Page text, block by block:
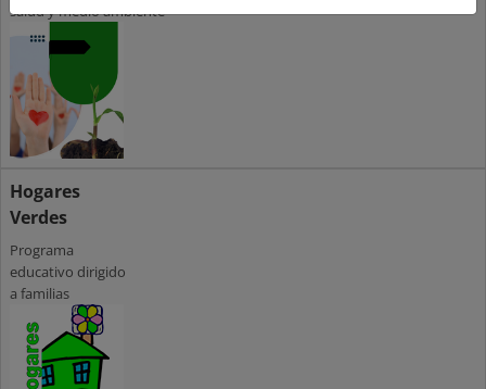
salud y medio ambiente
Hogares
Verdes
Programa
educativo dirigido
a familias